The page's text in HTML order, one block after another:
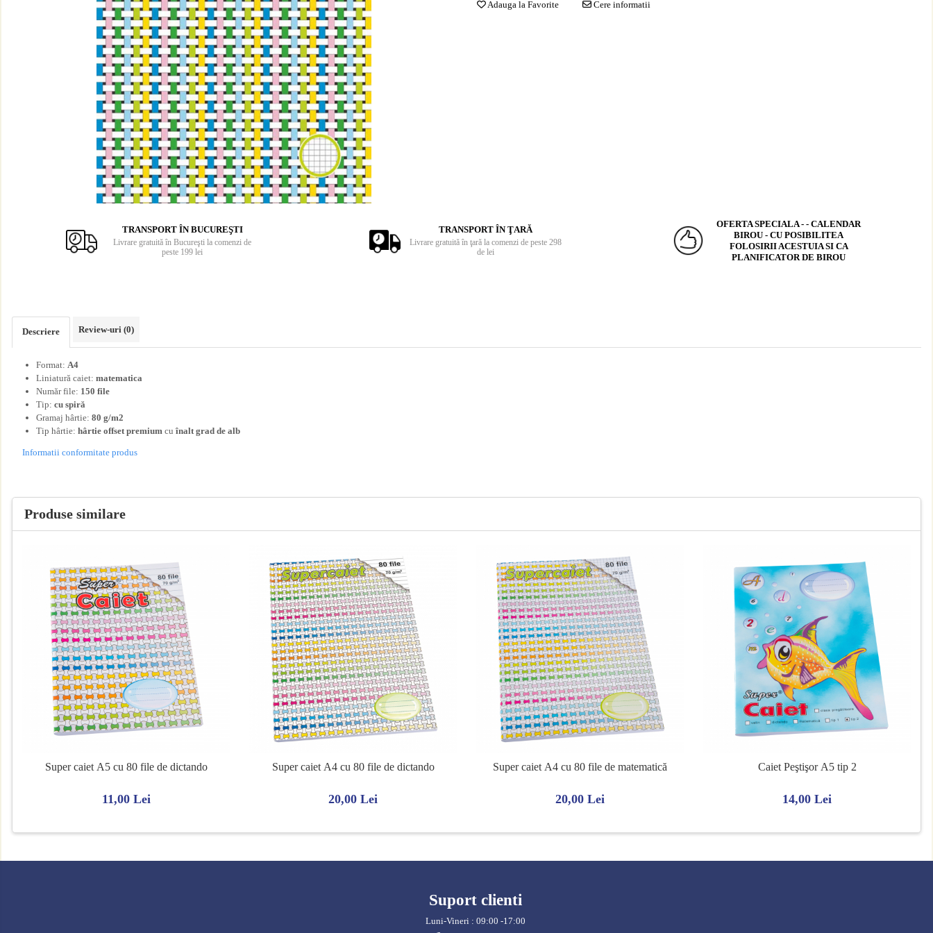
Rezerve caiete mecanice
Borderouri
Carnete şi condici
Chitanţiere
Dispoziţii
Facturi
Fişe şi foi
Jurnale
CMR
Alte tipizate standard
Avize personalizate
Borderouri personalizate
Chitanţiere personalizate
Facturi personalizate
Monetare personalizate
Alte tipizate personalizate
Plicuri corespondenţă
Brand McNeill
Adauga la Favorite Cere informatii
TRANSPORT ÎN BUCUREŞTI
Livrare gratuită în Bucureşti la comenzi de
peste 199 lei
TRANSPORT ÎN ŢARĂ
Livrare gratuită în ţară la comenzi de peste 298
de lei
OFERTA SPECIALA - - CALENDAR
BIROU - CU POSIBILITEA
FOLOSIRII ACESTUIA SI CA
PLANIFICATOR DE BIROU
Descriere Review-uri (0)
Format: A4
Liniatură caiet: matematica
Număr file: 150 file
Tip: cu spiră
Gramaj hârtie: 80 g/m2
Tip hârtie: hârtie offset premium cu înalt grad de alb
Informatii conformitate produs
Produse similare
Super caiet A5 cu 80 file de dictando
11,00 Lei
Super caiet A4 cu 80 file de dictando
20,00 Lei
Super caiet A4 cu 80 file de matematică
20,00 Lei
Caiet Peştişor A5 tip 2
14,00 Lei
Suport clienti
Luni-Vineri : 09:00 -17:00